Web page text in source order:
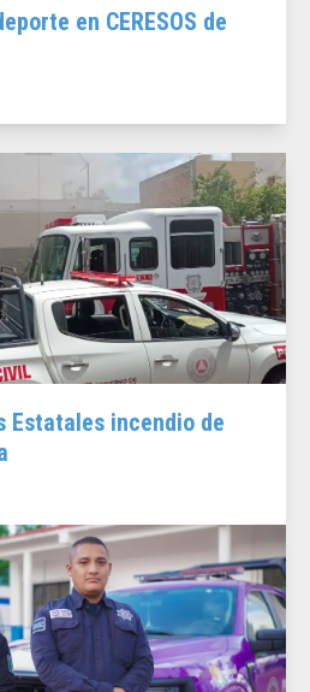
en CERESOS de
Estatales incendio de